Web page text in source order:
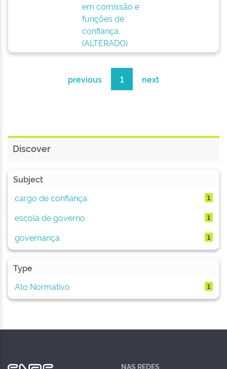
em comissão e
funções de
confiança.
(ALTERADO)
previous 1 next
Discover
Subject
cargo de confiança
1
escola de governo 1
governança 1
Type
Ato Normativo
1
NAS REDES